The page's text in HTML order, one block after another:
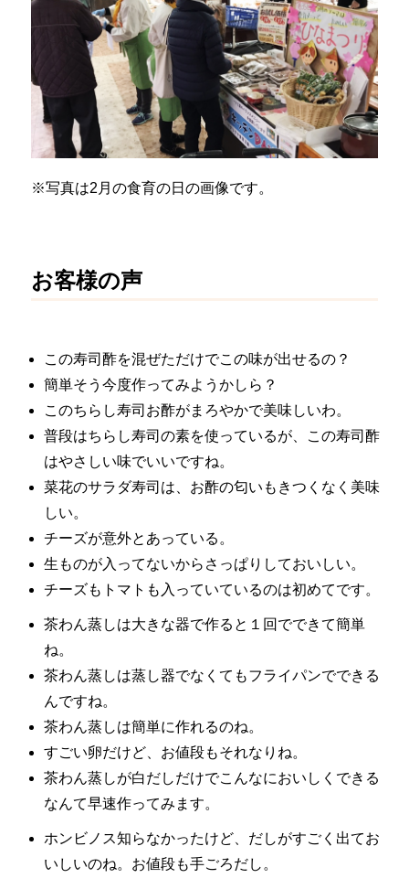
※写真は2月の食育の日の画像です。
お客様の声
この寿司酢を混ぜただけでこの味が出せるの？
簡単そう今度作ってみようかしら？
このちらし寿司お酢がまろやかで美味しいわ。
普段はちらし寿司の素を使っているが、この寿司酢
はやさしい味でいいですね。
菜花のサラダ寿司は、お酢の匂いもきつくなく美味
しい。
チーズが意外とあっている。
生ものが入ってないからさっぱりしておいしい。
チーズもトマトも入っていているのは初めてです。
茶わん蒸しは大きな器で作ると１回でできて簡単
ね。
茶わん蒸しは蒸し器でなくてもフライパンでできる
んですね。
茶わん蒸しは簡単に作れるのね。
すごい卵だけど、お値段もそれなりね。
茶わん蒸しが白だしだけでこんなにおいしくできる
なんて早速作ってみます。
ホンビノス知らなかったけど、だしがすごく出てお
いしいのね。 お値段も手ごろだし。